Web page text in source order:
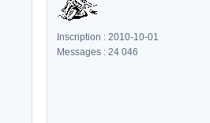
Inscription : 2010-10-01
Messages : 24 046